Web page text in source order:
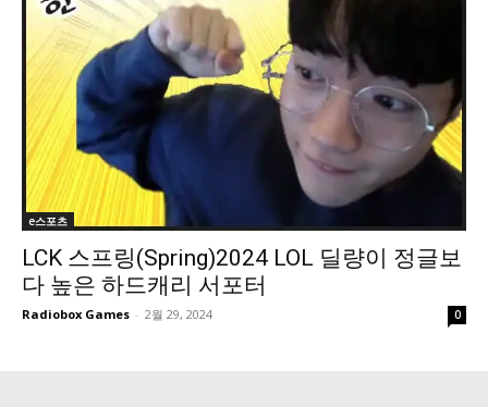
e스포츠
LCK 스프링(Spring)2024 LOL 딜량이 정글보
다 높은 하드캐리 서포터
Radiobox Games - 2월 29, 2024 0